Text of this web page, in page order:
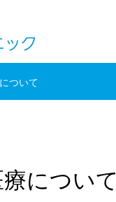
ついて
について